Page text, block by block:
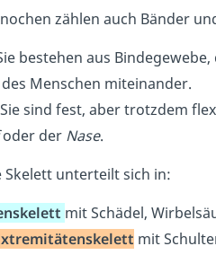
zählen auch Bänder
bestehen aus
Menschen miteinander.
sind fest, aber trotzdem
oder der Nase.
Skelett unterteilt sich in:
mit Schädel,
mit